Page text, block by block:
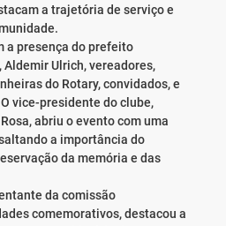
a trajetória de serviço e
a presença do prefeito
Ulrich, vereadores,
do Rotary, convidados, e
vice-presidente do clube,
abriu o evento com uma
a importância do
da memória e das
da comissão
comemorativos, destacou a